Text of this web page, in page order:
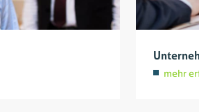
mehr